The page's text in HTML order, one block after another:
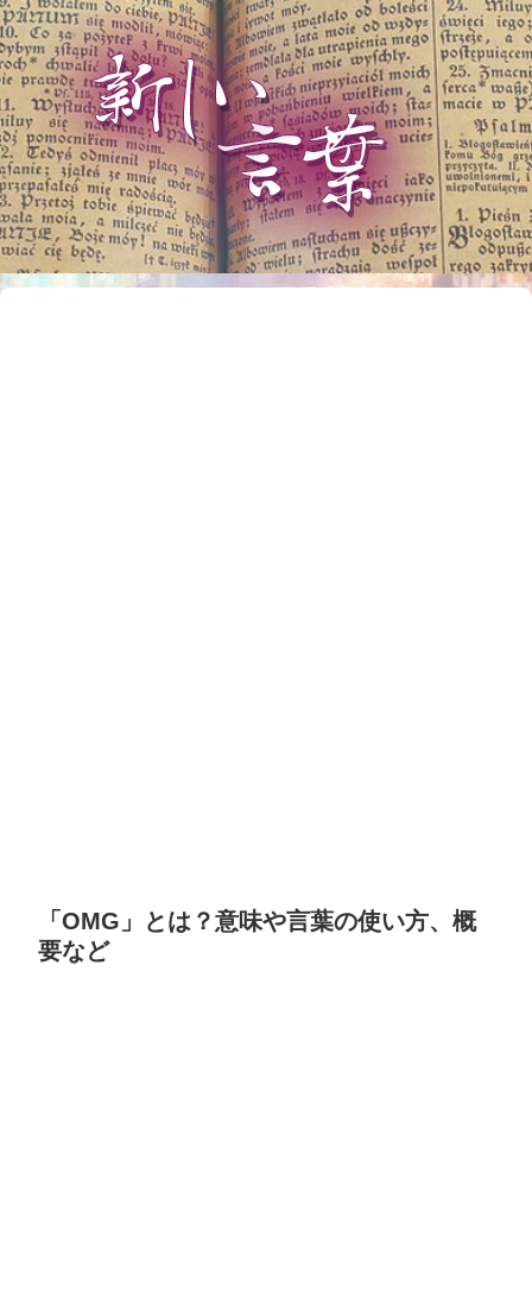
「OMG」とは？意味や言葉の使い方、概
要など